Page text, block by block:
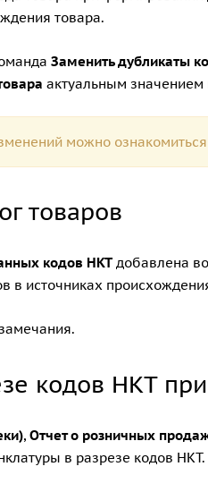
товара.
Заменить дубликаты
актуальным
можно
товаров
кодов НКТ добавлена
в источниках
кодов НКТ
, Отчет о розничных
в разрезе кодов НКТ.